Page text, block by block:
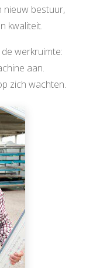
nieuw bestuur,
kwaliteit.
werkruimte:
aan.
zich wachten.